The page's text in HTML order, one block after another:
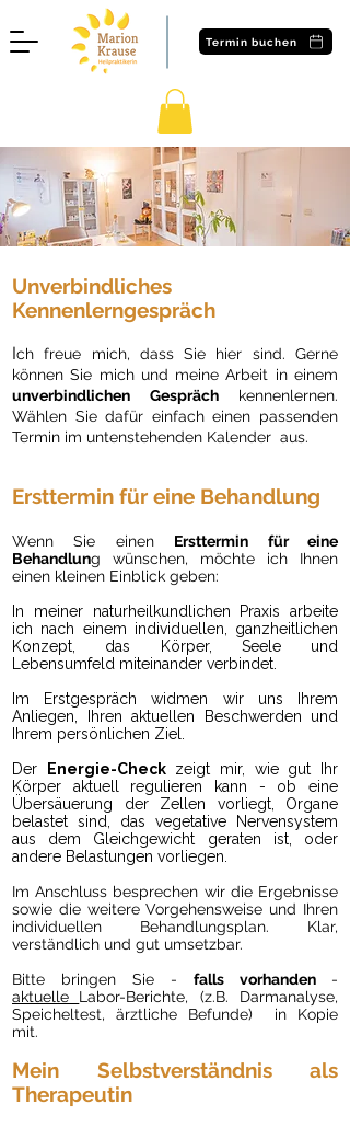
Termin buchen
Unverbindliches
Kennenlerngespräch
Ich freue mich, dass Sie hier sind. Gerne
können Sie mich und meine Arbeit in einem
unverbindlichen Gesprächkennenlernen.
Wählen Sie dafür einfach einen passenden
Termin im untenstehenden Kalender aus.
Ersttermin für eine Behandlung
Wenn Sie einen Ersttermin für eine
Behandlung wünschen, möchte ich Ihnen
einen kleinen Einblick geben:
In meiner naturheilkundlichen Praxis arbeite
ich nach einem individuellen, ganzheitlichen
Konzept, das Körper, Seele und
Lebensumfeld miteinander verbindet.
Im Erstgespräch widmen wir uns Ihrem
Anliegen, Ihren aktuellen Beschwerden und
Ihrem persönlichen Ziel.
Der
Energie-Checkzeigt mir, wie gut Ihr
Körper aktuell regulieren kann - ob eine
Übersäuerung der Zellen vorliegt, Organe
belastet sind, das vegetative Nervensystem
aus dem Gleichgewicht geraten ist, oder
andere Belastungen vorliegen.
Im Anschluss besprechen wir die Ergebnisse
sowie die weitere Vorgehensweise und Ihren
individuellen Behandlungsplan. Klar,
verständlich und gut umsetzbar.
Bitte bringen Sie - falls vorhanden -
aktuelle
Labor-Berichte, (z.B. Darmanalyse,
Speicheltest, ärztliche Befunde) in Kopie
mit.
Mein Selbstverständnis als
Therapeutin